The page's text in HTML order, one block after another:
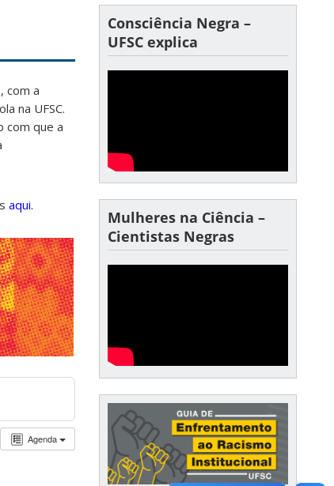
com a
na UFSC.
com que a
aqui.
Agenda
Consciência Negra –
UFSC explica
Mulheres na Ciência –
Cientistas Negras